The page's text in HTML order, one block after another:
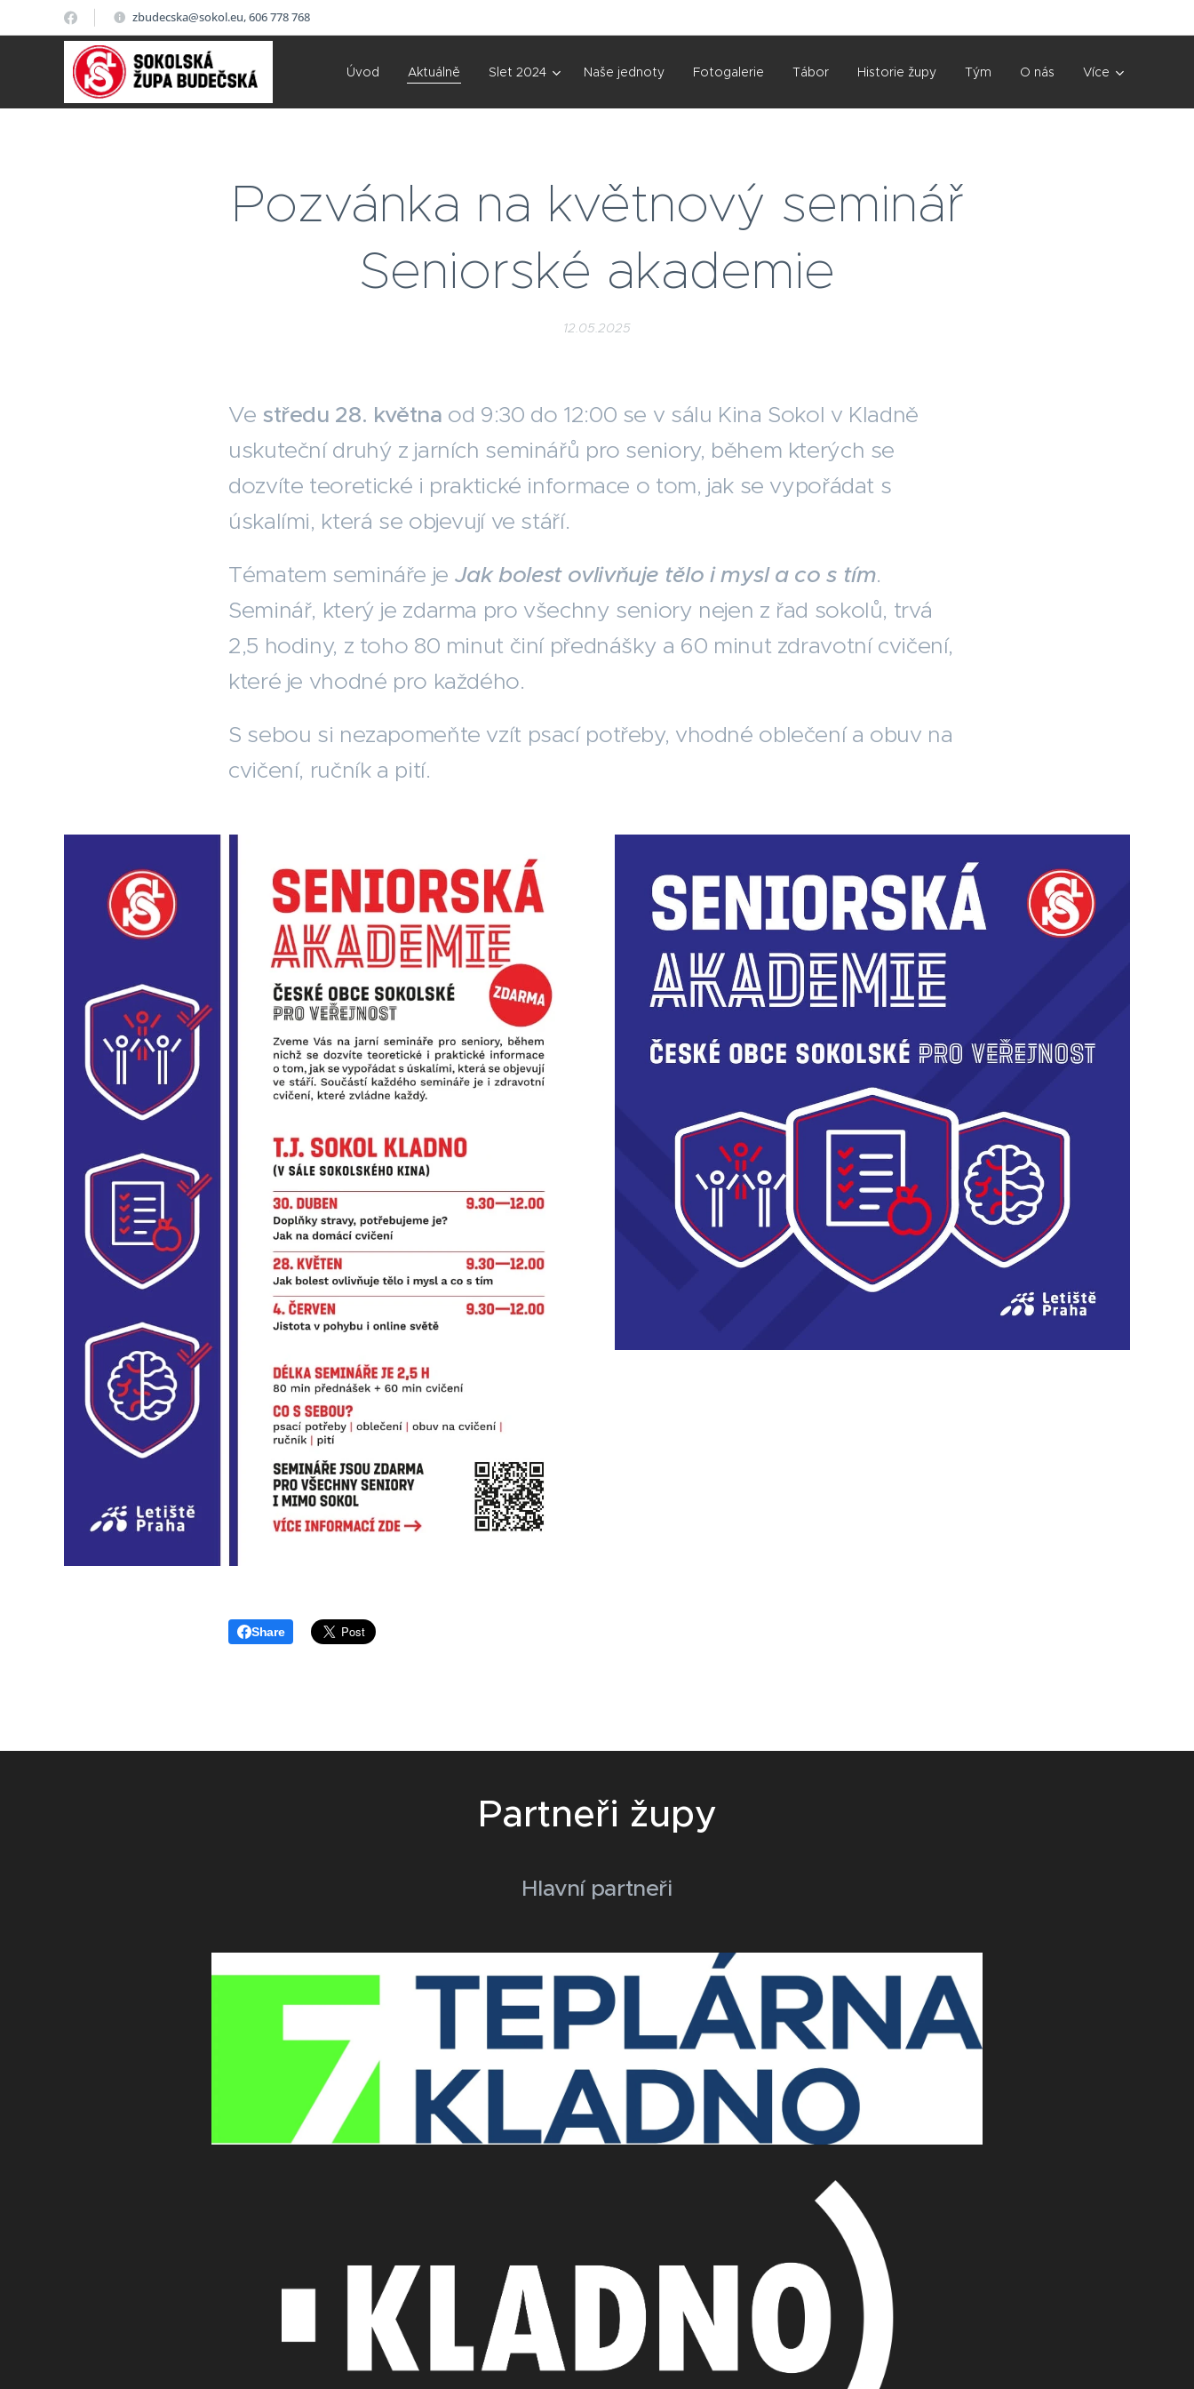
zbudecska@sokol.eu, 606 778 768
Úvod Aktuálně Slet 2024 Naše jednoty Fotogalerie Tábor Historie župy Tým O nás Více
Pozvánka na květnový seminář
Seniorské akademie
12.05.2025
Ve středu 28. května od 9:30 do 12:00 se v sálu Kina Sokol v Kladně
uskuteční druhý z jarních seminářů pro seniory, během kterých se
dozvíte teoretické i praktické informace o tom, jak se vypořádat s
úskalími, která se objevují ve stáří.
Tématem semináře je Jak bolest ovlivňuje tělo i mysl a co s tím.
Seminář, který je zdarma pro všechny seniory nejen z řad sokolů, trvá
2,5 hodiny, z toho 80 minut činí přednášky a 60 minut zdravotní cvičení,
které je vhodné pro každého.
S sebou si nezapomeňte vzít psací potřeby, vhodné oblečení a obuv na
cvičení, ručník a pití.
Share
Partneři župy
Hlavní partneři